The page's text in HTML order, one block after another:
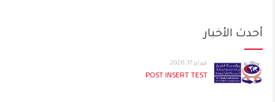
أحدث الأخبار
فبراير 17, 2026
POST INSERT TEST